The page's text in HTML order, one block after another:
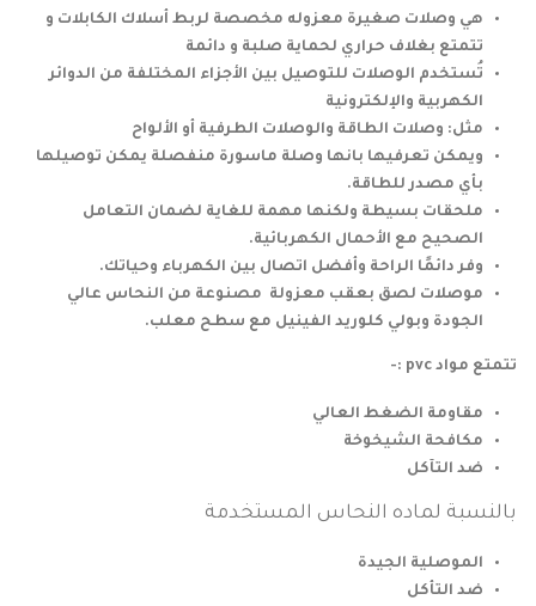
هي وصلات صغيرة معزوله مخصصة لربط أسلاك الكابلات و
تتمتع بغلاف حراري لحماية صلبة و دائمة
تُستخدم الوصلات للتوصيل بين الأجزاء المختلفة من الدوائر
الكهربية والإلكترونية
مثل: وصلات الطاقة والوصلات الطرفية أو الألواح
ويمكن تعرفيها بانها وصلة ماسورة منفصلة يمكن توصيلها
بأي مصدر للطاقة.
ملحقات بسيطة ولكنها مهمة للغاية لضمان التعامل
الصحيح مع الأحمال الكهربائية.
وفر دائمًا الراحة وأفضل اتصال بين الكهرباء وحياتك.
موصلات لصق بعقب معزولة مصنوعة من النحاس عالي
الجودة وبولي كلوريد الفينيل مع سطح معلب.
تتمتع مواد pvc :-
مقاومة الضغط العالي
مكافحة الشيخوخة
ضد التآكل
بالنسبة لماده النحاس المستخدمة
الموصلية الجيدة
ضد التأكل